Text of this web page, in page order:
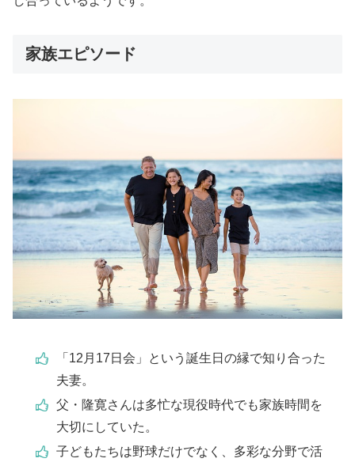
家族エピソード
「12月17日会」という誕生日の縁で知り合った
夫妻。
父・隆寛さんは多忙な現役時代でも家族時間を
大切にしていた。
子どもたちは野球だけでなく、多彩な分野で活